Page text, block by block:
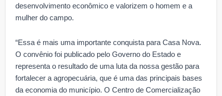
desenvolvimento econômico e valorizem o homem e a
mulher do campo.
“Essa é mais uma importante conquista para Casa Nova.
O convênio foi publicado pelo Governo do Estado e
representa o resultado de uma luta da nossa gestão para
fortalecer a agropecuária, que é uma das principais bases
da economia do município. O Centro de Comercialização